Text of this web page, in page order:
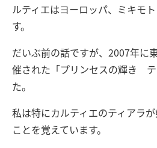
ルティエはヨーロッパ、ミキモ
す。
だいぶ前の話ですが、2007年に
催された「プリンセスの輝き
た。
私は特にカルティエのティアラ
ことを覚えています。